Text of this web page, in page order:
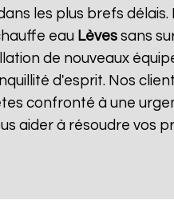
les plus brefs délais.
eau Lèvessans
de nouveaux
d'esprit. Nos
confronté à une
aider à résoudre vos